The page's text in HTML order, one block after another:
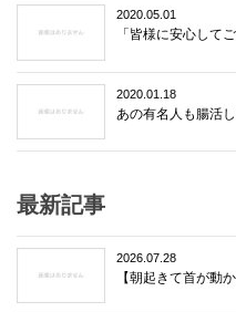
2020.05.01
「皆様に安心して
2020.01.18
あの有名人も腸活
最新記事
2026.07.28
【朝起きて首が動